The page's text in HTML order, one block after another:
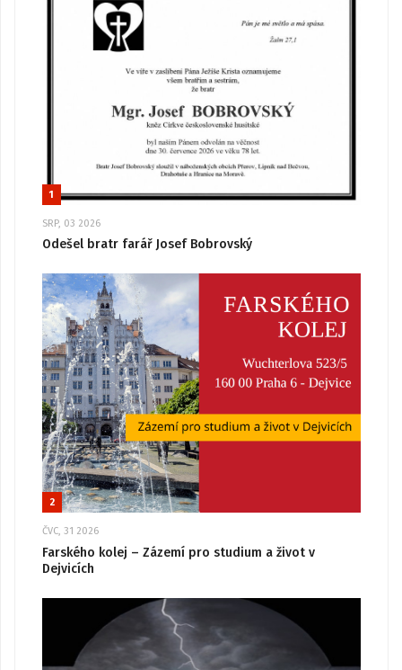
1
SRP, 03 2026
Odešel bratr farář Josef Bobrovský
2
ČVC, 31 2026
Farského kolej – Zázemí pro studium a život v
Dejvicích